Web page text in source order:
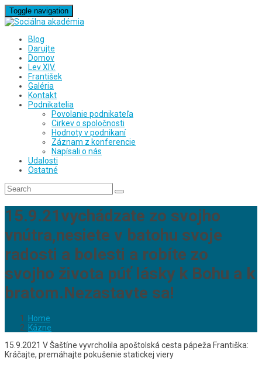
Toggle navigation
Blog
Darujte
Domov
Lev XIV.
František
Galéria
Kontakt
Podnikatelia
Povolanie podnikateľa
Cirkev o spoločnosti
Hodnoty v podnikaní
Záznam z konferencie
Napísali o nás
Udalosti
Ostatné
15.9.21vychádzate zo svojho
vnútra,nesiete v batohu svoje
radosti a bolesti a robíte zo
svojho života púť lásky k Bohu a k
bratom.Nezastavte sa!
Home
Kázne
15.9.2021 V Šaštíne vyvrcholila apoštolská cesta pápeža Františka:
Kráčajte, premáhajte pokušenie statickej viery